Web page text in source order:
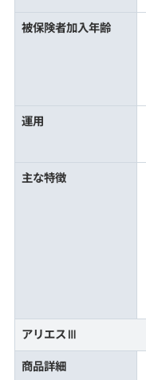
被保険者加入年齢
運用
主な特徴
アリエスⅢ
商品詳細